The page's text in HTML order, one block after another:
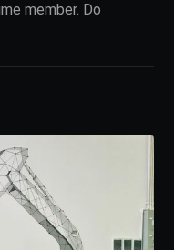
member. Do